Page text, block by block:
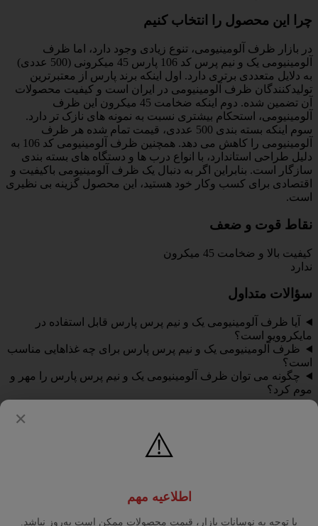
چرا این محصول را انتخاب کنیم
در بازار ظرف آلومینیومی، تنوع زیادی وجود دارد، اما ظرف
آلومینیومی یک و نیم پرس کد 106 پارس 45 میکرونی (500 عددی)
به دلایل متعددی برتری دارد. اول اینکه برند پارس از معتبرترین
تولیدکنندگان ظرف آلومینیومی در ایران است و کیفیت محصولات
آن تضمین شده. دوم اینکه ضخامت 45 میکرون این ظرف
آلومینیومی، استحکام بیشتری نسبت به نمونه های نازک تر دارد.
سوم اینکه بسته بندی 500 عددی، قیمت تمام شده هر ظرف
آلومینیومی را کاهش می دهد. همچنین ظرف آلومینیومی کد 106 به
دلیل طراحی استاندارد، با انواع درب ها و دستگاه های بسته بندی
سازگار است. بنابراین اگر به دنبال یک ظرف آلومینیومی باکیفیت و
اقتصادی برای کسب وکار خود هستید، این محصول گزینه بی نظیری
است.
نقاط قوت و ضعف
کیفیت بالا و ضخامت 45 میکرون
ندارد
سؤالات متداول
آیا ظرف آلومینیومی یک و نیم پرس پارس قابل استفاده در
مایکروویو است؟
ظرف آلومینیومی یک و نیم پرس پارس برای چه غذاهایی مناسب
است؟
چگونه می توان ظرف آلومینیومی یک و نیم پرس پارس را مهر و
موم کرد؟
عددی) یک انتخاب عالی برای بسته بندی و سرو مواد غذایی است.
آلومینیومی هستند. با خرید این ظرف آلومینیومی، نه تنها نیاز خود را
✕
⚠️
اطلاعیه مهم
با توجه به نوسانات بازار، قیمت محصولات ممکن است به‌روز نباشد.